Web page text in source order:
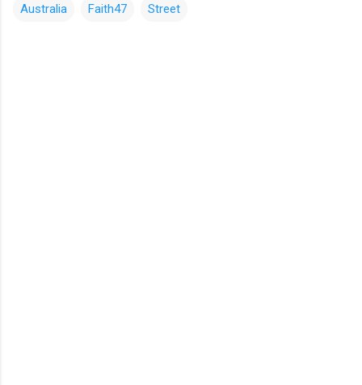
Australia Faith47 Street